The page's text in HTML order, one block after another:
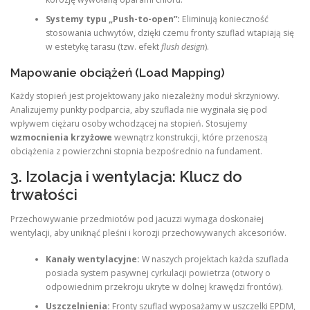
Systemy typu „Push-to-open”: Eliminują konieczność
stosowania uchwytów, dzięki czemu fronty szuflad wtapiają się
w estetykę tarasu (tzw. efektflush design).
Mapowanie obciążeń (Load Mapping)
Każdy stopień jest projektowany jako niezależny moduł skrzyniowy.
Analizujemy punkty podparcia, aby szuflada nie wyginała się pod
wpływem ciężaru osoby wchodzącej na stopień. Stosujemy
wzmocnienia krzyżowe wewnątrz konstrukcji, które przenoszą
obciążenia z powierzchni stopnia bezpośrednio na fundament.
3. Izolacja i wentylacja: Klucz do
trwałości
Przechowywanie przedmiotów pod jacuzzi wymaga doskonałej
wentylacji, aby uniknąć pleśni i korozji przechowywanych akcesoriów.
Kanały wentylacyjne: W naszych projektach każda szuflada
posiada system pasywnej cyrkulacji powietrza (otwory o
odpowiednim przekroju ukryte w dolnej krawędzi frontów).
Uszczelnienia: Fronty szuflad wyposażamy w uszczelki EPDM,